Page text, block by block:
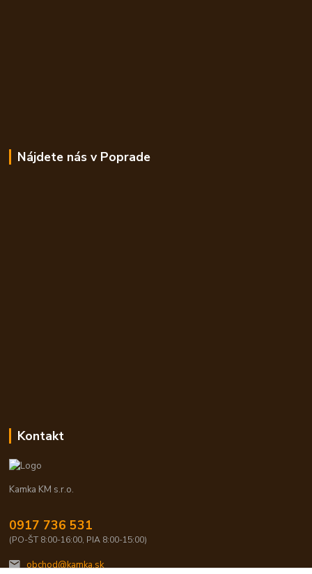
Nájdete nás v Poprade
Kontakt
Kamka KM s.r.o.
0917 736 531
(PO-ŠT 8:00-16:00, PIA 8:00-15:00)
obchod@kamka.sk